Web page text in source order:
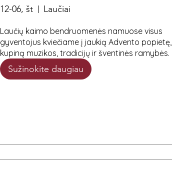
12-06, št Laučiai
Laučių kaimo bendruomenės namuose visus
gyventojus kviečiame į jaukią Advento popietę,
kupiną muzikos, tradicijų ir šventinės ramybės.
Sužinokite daugiau